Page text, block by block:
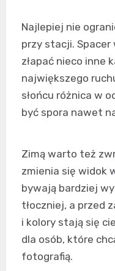
Najlepiej nie
przy stacji. Spacer
złapać nieco inne
największego
słońcu różnica w
być spora nawet
Zimą warto też
zmienia się widok
bywają bardziej
tłoczniej, a przed
i kolory stają się
dla osób, które
fotografią.